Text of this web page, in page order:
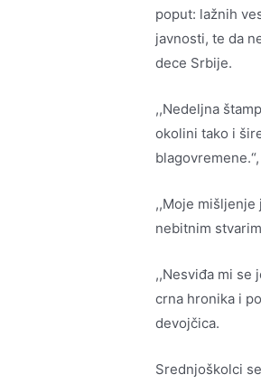
poput: lažnih
javnosti, te da
dece Srbije.
,,Nedeljna
okolini tako i
,,Moje mišljenje
nebitnim
,,Nesviđa mi se
crna hronika i
devojčica.
Srednjoškolci